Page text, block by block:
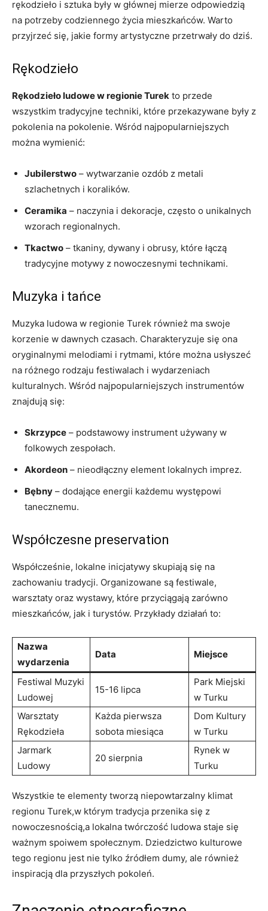
rękodzieło i sztuka były w głównej mierze odpowiedzią
na potrzeby codziennego życia mieszkańców. Warto
przyjrzeć się, jakie formy artystyczne przetrwały do dziś.
Rękodzieło
Rękodzieło ludowe w regionie Turek to przede
wszystkim tradycyjne techniki, które przekazywane były z
pokolenia na pokolenie. Wśród najpopularniejszych
można wymienić:
Jubilerstwo – wytwarzanie ozdób z metali
szlachetnych i koralików.
Ceramika – naczynia i dekoracje, często o unikalnych
wzorach regionalnych.
Tkactwo – tkaniny, dywany i obrusy, które łączą
tradycyjne motywy z nowoczesnymi technikami.
Muzyka i tańce
Muzyka ludowa w regionie Turek również ma swoje
korzenie w dawnych czasach. Charakteryzuje się ona
oryginalnymi melodiami i rytmami, które można usłyszeć
na różnego rodzaju festiwalach i wydarzeniach
kulturalnych. Wśród najpopularniejszych instrumentów
znajdują się:
Skrzypce – podstawowy instrument używany w
folkowych zespołach.
Akordeon – nieodłączny element lokalnych imprez.
Bębny – dodające energii każdemu występowi
tanecznemu.
Współczesne preservation
Współcześnie, lokalne inicjatywy skupiają się na
zachowaniu tradycji. Organizowane są festiwale,
warsztaty oraz wystawy, które przyciągają zarówno
mieszkańców, jak i turystów. Przykłady działań to:
Nazwa
wydarzenia
Data Miejsce
Festiwal Muzyki
Ludowej
15-16 lipca
Park Miejski
w Turku
Warsztaty
Rękodzieła
Każda pierwsza
sobota miesiąca
Dom Kultury
w Turku
Jarmark
Ludowy
20 sierpnia
Rynek w
Turku
Wszystkie te elementy tworzą niepowtarzalny klimat
regionu Turek,w którym tradycja przenika się z
nowoczesnością,a lokalna twórczość ludowa staje się
ważnym spoiwem społecznym. Dziedzictwo kulturowe
tego regionu jest nie tylko źródłem dumy, ale również
inspiracją dla przyszłych pokoleń.